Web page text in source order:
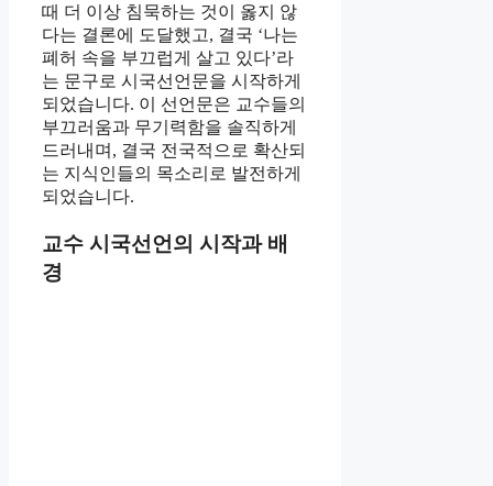
때 더 이상 침묵하는 것이 옳지 않
다는 결론에 도달했고, 결국 ‘나는
폐허 속을 부끄럽게 살고 있다’라
는 문구로 시국선언문을 시작하게
되었습니다. 이 선언문은 교수들의
부끄러움과 무기력함을 솔직하게
드러내며, 결국 전국적으로 확산되
는 지식인들의 목소리로 발전하게
되었습니다.
교수 시국선언의 시작과 배
경